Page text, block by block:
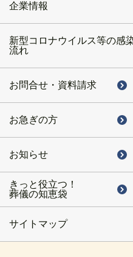
企業情報
新型コロナウイルス等の感
流れ
お問合せ・ 資料請求
お急ぎの方
お知らせ
きっと役立つ！
葬儀の知恵袋
サイトマップ